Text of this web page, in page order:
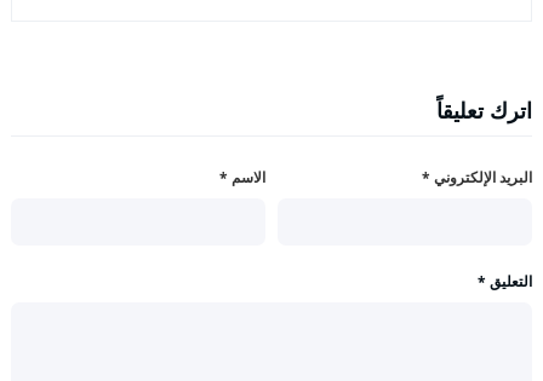
اترك تعليقاً
الاسم * البريد الإلكتروني *
التعليق *